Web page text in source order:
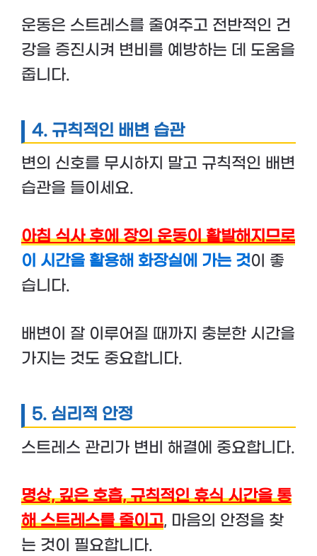
운동은 스트레스를 줄여주고 전반적인 건
강을 증진시켜 변비를 예방하는 데 도움을
줍니다.
4. 규칙적인 배변 습관
변의 신호를 무시하지 말고 규칙적인 배변
습관을 들이세요.
아침 식사 후에 장의 운동이 활발해지므로
이 시간을 활용해 화장실에 가는 것이 좋
습니다.
배변이 잘 이루어질 때까지 충분한 시간을
가지는 것도 중요합니다.
5. 심리적 안정
스트레스 관리가 변비 해결에 중요합니다.
명상, 깊은 호흡, 규칙적인 휴식 시간을 통
해 스트레스를 줄이고, 마음의 안정을 찾
는 것이 필요합니다.